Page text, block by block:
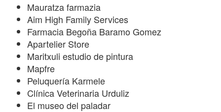
Mauratza farmazia
Aim High Family Services
Farmacia Begoña Baramo Gomez
Apartelier Store
Maritxuli estudio de pintura
Mapfre
Peluquería Karmele
Clínica Veterinaria Urduliz
El museo del paladar